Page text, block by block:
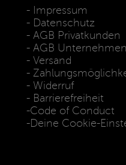
Impressum
Datenschutz
AGB Privatkunden
AGB Unternehmen
Versand
Widerruf
Barrierefreiheit
Code of Conduct
Deine Cookie-